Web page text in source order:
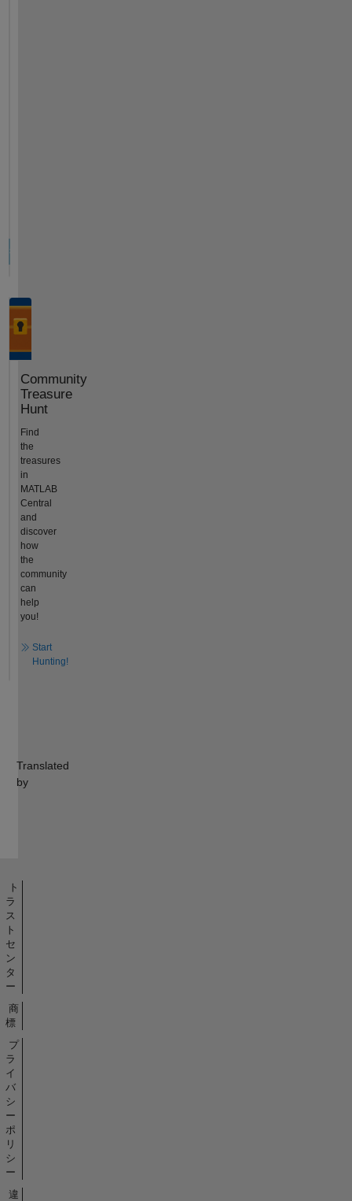
Community
Treasure
Hunt
Find
the
treasures
in
MATLAB
Central
and
discover
how
the
community
can
help
you!
Start
Hunting!
Translated
by
ト
ラ
ス
ト
セ
ン
タ
ー
商
標
プ
ラ
イ
バ
シ
ー
ポ
リ
シ
ー
違